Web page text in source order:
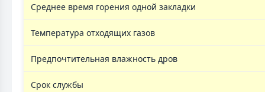
Среднее время горения одной закладки
Температура отходящих газов
Предпочтительная влажность дров
Срок службы